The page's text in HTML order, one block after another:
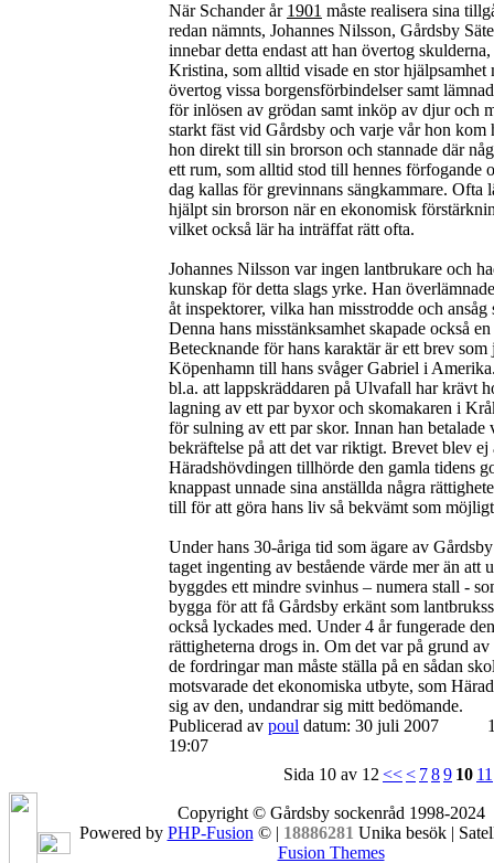
När Schander år 1901 måste realisera sina
redan nämnts, Johannes Nilsson, Gårdsby
innebar detta endast att han övertog
Kristina, som alltid visade en stor hjälpsamhet
övertog vissa borgensförbindelser samt
för inlösen av grödan samt inköp av djur och
starkt fäst vid Gårdsby och varje vår hon kom
hon direkt till sin brorson och stannade där
ett rum, som alltid stod till hennes förfogande
dag kallas för grevinnans sängkammare. Ofta
hjälpt sin brorson när en ekonomisk
vilket också lär ha inträffat rätt ofta.
Johannes Nilsson var ingen lantbrukare och
kunskap för detta slags yrke. Han
åt inspektorer, vilka han misstrodde och ansåg
Denna hans misstänksamhet skapade också
Betecknande för hans karaktär är ett brev
Köpenhamn till hans svåger Gabriel i
bl.a. att lappskräddaren på Ulvafall har krävt
lagning av ett par byxor och skomakaren i
för sulning av ett par skor. Innan han betalade
bekräftelse på att det var riktigt. Brevet blev ej
Häradshövdingen tillhörde den gamla tidens
knappast unnade sina anställda några
till för att göra hans liv så bekvämt som
Under hans 30-åriga tid som ägare av
taget ingenting av bestående värde mer än att
byggdes ett mindre svinhus – numera stall -
bygga för att få Gårdsby erkänt som
också lyckades med. Under 4 år fungerade
rättigheterna drogs in. Om det var på grund av
de fordringar man måste ställa på en sådan
motsvarade det ekonomiska utbyte, som
sig av den, undandrar sig mitt bedömande.
Publicerad av poul datum: 30 juli 2007
19:07
Sida 10 av 12 <<< 789 10 11
Copyright © Gårdsby sockenråd 1998-2024
Powered by PHP-Fusion © | 18886281 Unika besök |
Fusion Themes